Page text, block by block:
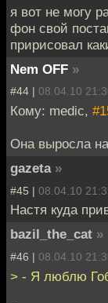
я вот не могу
фон свой
пририсовал
Nem OFF »
#44 | 08.04.10
Кому: medic,
Она выросла
gazeta »
#45 | 08.04.10
Настя куда
bazil_the_cat »
#46 | 08.04.10
> - Я люблю